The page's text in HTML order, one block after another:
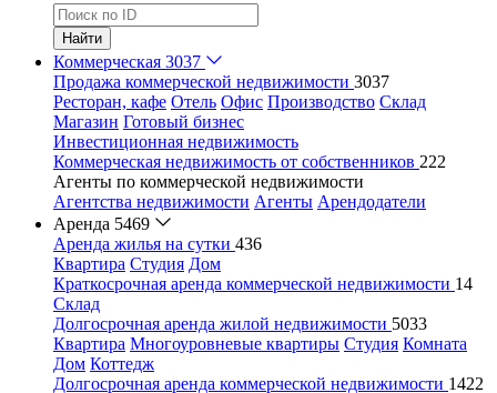
Найти
Коммерческая 3037
Продажа коммерческой недвижимости 3037
Ресторан, кафе Отель Офис Производство Склад
Магазин Готовый бизнес
Инвестиционная недвижимость
Коммерческая недвижимость от собственников 222
Агенты по коммерческой недвижимости
Агентства недвижимости Агенты Арендодатели
Аренда 5469
Аренда жилья на сутки 436
Квартира Студия Дом
Краткосрочная аренда коммерческой недвижимости 14
Склад
Долгосрочная аренда жилой недвижимости 5033
Квартира Многоуровневые квартиры Студия Комната
Дом Коттедж
Долгосрочная аренда коммерческой недвижимости 1422